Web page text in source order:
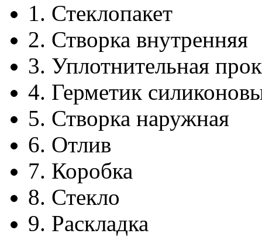
1. Стеклопакет
2. Створка внутренняя
3. Уплотнительная
4. Герметик
5. Створка наружная
6. Отлив
7. Коробка
8. Стекло
9. Раскладка